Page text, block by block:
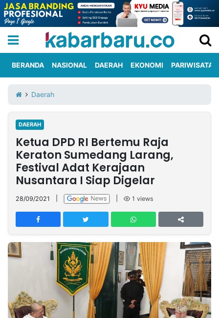
Iklan
Berita
Kami
Nasional
International
Olahraga
Entertainment
Daerah
Pariwisata
Kuliner
Kolom
Network
PT
TREETAN
MULTIMEDIA
INDONESIA
Insight
NTB
Suara
Time
Lens
IDN
Daily
Jogja
Jalan
Rakyat
Idealita
News
Notice
Radar
Baru
Seedbacklink
BERANDA NASIONAL DAERAH EKONOMI PARIWISATA
Daerah
DAERAH
Ketua DPD RI Bertemu Raja
Keraton Sumedang Larang,
Festival Adat Kerajaan
Nusantara I Siap Digelar
28/09/2021 1 views